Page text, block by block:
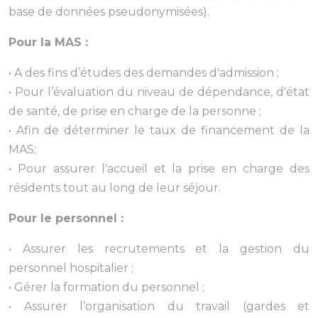
base de données pseudonymisées).
Pour la MAS :
• A des fins d’études des demandes d'admission ;
• Pour l’évaluation du niveau de dépendance, d'état
de santé, de prise en charge de la personne ;
• Afin de déterminer le taux de financement de la
MAS;
• Pour assurer l'accueil et la prise en charge des
résidents tout au long de leur séjour.
Pour le personnel :
• Assurer les recrutements et la gestion du
personnel hospitalier ;
• Gérer la formation du personnel ;
• Assurer l’organisation du travail (gardes et